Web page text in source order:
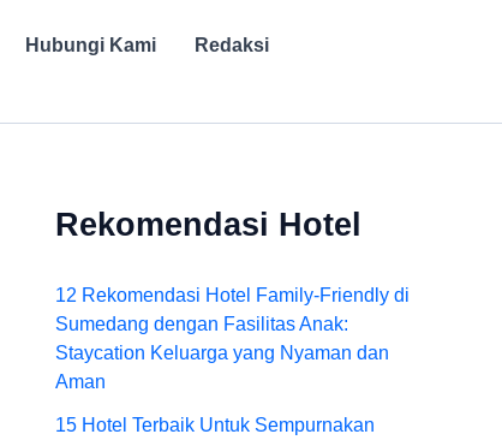
Hubungi Kami
Redaksi
Rekomendasi Hotel
12 Rekomendasi Hotel Family-Friendly di
Sumedang dengan Fasilitas Anak:
Staycation Keluarga yang Nyaman dan
Aman
15 Hotel Terbaik Untuk Sempurnakan